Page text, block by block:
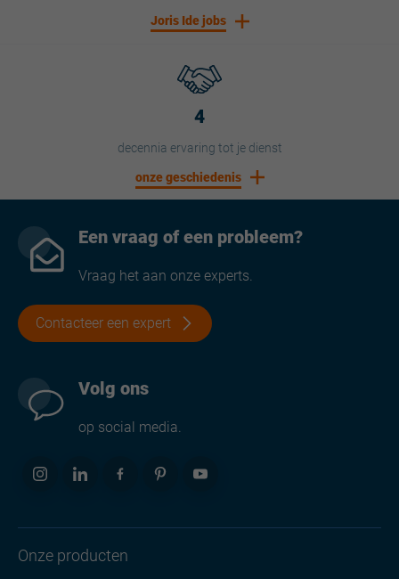
Joris Ide jobs
4
decennia ervaring tot je dienst
onze geschiedenis
Een vraag of een probleem?
Vraag het aan onze experts.
Contacteer een expert
Volg ons
op social media.
Onze producten